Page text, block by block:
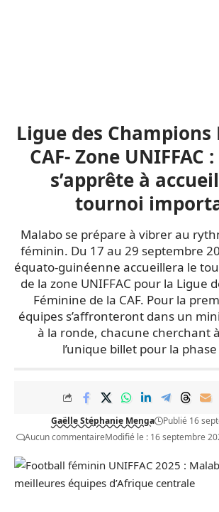
Ligue des
CAF- Zone UNIFFAC
s’apprête à
tournoi
Malabo se prépare à vibrer au
féminin. Du 17 au 29 septembre
équato-guinéenne accueillera le
de la zone UNIFFAC pour la Ligue
Féminine de la CAF. Pour la
équipes s’affronteront dans un
à la ronde, chacune cherchant
l’unique billet pour la
Gaëlle Stéphanie Menga
Publié 16
Aucun commentaireModifié le : 16 septembre